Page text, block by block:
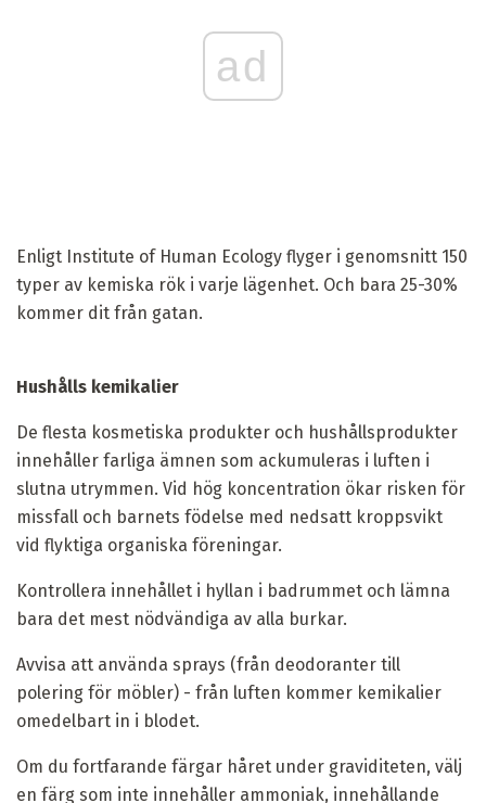
ad
Enligt Institute of Human Ecology flyger i genomsnitt 150
typer av kemiska rök i varje lägenhet. Och bara 25-30%
kommer dit från gatan.
Hushålls kemikalier
De flesta kosmetiska produkter och hushållsprodukter
innehåller farliga ämnen som ackumuleras i luften i
slutna utrymmen. Vid hög koncentration ökar risken för
missfall och barnets födelse med nedsatt kroppsvikt
vid flyktiga organiska föreningar.
Kontrollera innehållet i hyllan i badrummet och lämna
bara det mest nödvändiga av alla burkar.
Avvisa att använda sprays (från deodoranter till
polering för möbler) - från luften kommer kemikalier
omedelbart in i blodet.
Om du fortfarande färgar håret under graviditeten, välj
en färg som inte innehåller ammoniak, innehållande